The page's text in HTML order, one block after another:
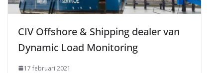
CIV Offshore & Shipping dealer van
Dynamic Load Monitoring
17 februari 2021